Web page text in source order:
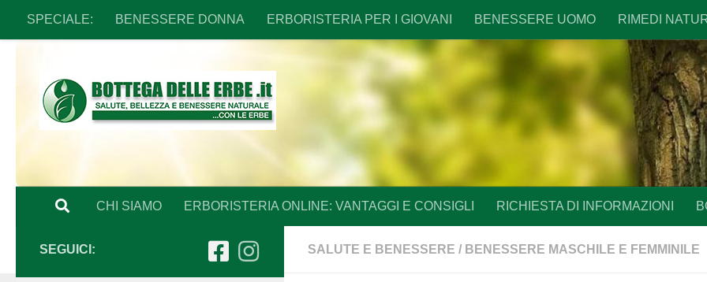
Sotto il contenuto
SPECIALE: BENESSERE DONNA ERBORISTERIA PER I GIOVANI BENESSERE UOMO RIMEDI
CHI SIAMO ERBORISTERIA ONLINE: VANTAGGI E CONSIGLI RICHIESTA DI INFORMAZIONI
SALUTE E BENESSERE / BENESSERE MASCHILE E FEMMINILE
SEGUICI: